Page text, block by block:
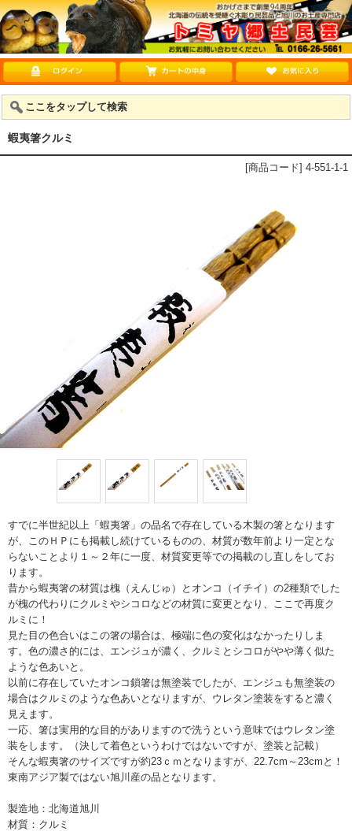
ここをタップして検索
蝦夷箸クルミ
[商品コード] 4-551-1-1
すでに半世紀以上「蝦夷箸」の品名で存在している木製の箸となります
が、このＨＰにも掲載し続けているものの、材質が数年前より一定とな
らないことより１～２年に一度、材質変更等での掲載のし直しをしてお
ります。
昔から蝦夷箸の材質は槐（えんじゅ）とオンコ（イチイ）の2種類でした
が槐の代わりにクルミやシコロなどの材質に変更となり、ここで再度ク
ルミに！
見た目の色合いはこの箸の場合は、極端に色の変化はなかったりしま
す。色の濃さ的には、エンジュが濃く、クルミとシコロがやや薄く似た
ような色あいと。
以前に存在していたオンコ鎖箸は無塗装でしたが、エンジュも無塗装の
場合はクルミのような色あいとなりますが、ウレタン塗装をすると濃く
見えます。
一応、箸は実用的な目的がありますので洗うという意味ではウレタン塗
装をします。（決して着色というわけではないですが、塗装と記載）
そんな蝦夷箸のサイズですが約23ｃｍとなりますが、22.7cm～23cmと！
東南アジア製ではない旭川産の品となります。
製造地：北海道旭川
材質：クルミ